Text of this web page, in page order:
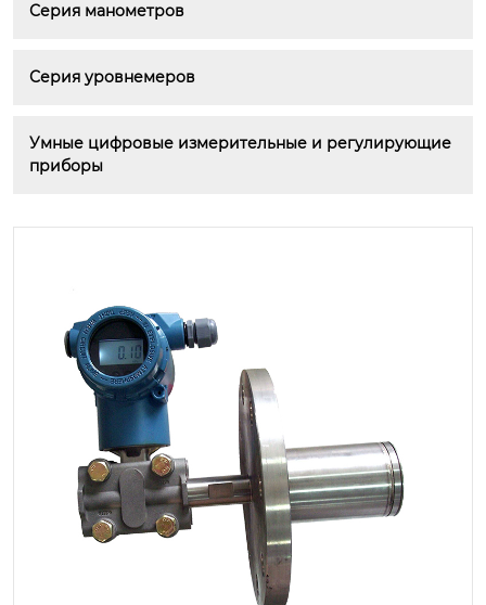
Серия манометров
Серия уровнемеров
Умные цифровые измерительные и регулирующие
приборы